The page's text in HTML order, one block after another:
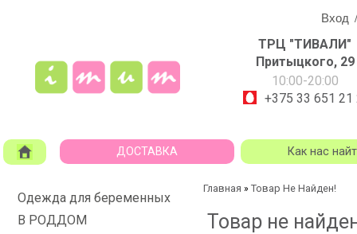
Вход
ТРЦ "ТИВАЛИ"
Притыцкого, 29
10:00-20:00
+375 33 651 21
ДОСТАВКА Как нас
Одежда для беременных
В РОДДОМ
Главная » Товар Не Найден!
Товар не